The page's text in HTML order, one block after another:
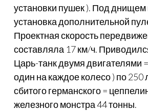
установки пушек ). Под
установка дополнительной
Проектная скорость
составляла 17 км/ч.
Царь-танк двумя двигателями
один на каждое колесо ) по 250
сбитого германского =
железного монстра 44 тонны.